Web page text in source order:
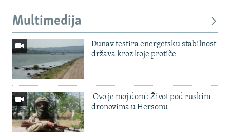
Multimedija
Dunav testira energetsku stabilnost
država kroz koje protiče
'Ovo je moj dom': Život pod ruskim
dronovima u Hersonu